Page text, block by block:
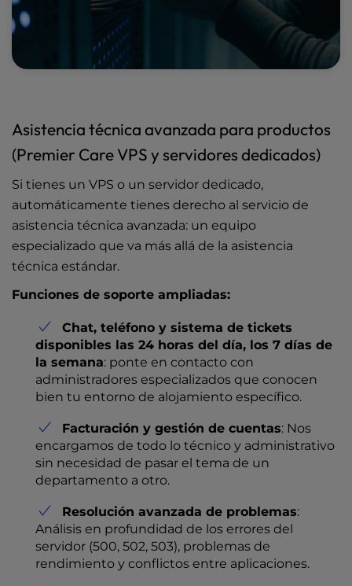
Asistencia técnica avanzada para productos
(Premier Care VPS y servidores dedicados)
Si tienes un VPS o un servidor dedicado,
automáticamente tienes derecho al servicio de
asistencia técnica avanzada: un equipo
especializado que va más allá de la asistencia
técnica estándar.
Funciones de soporte ampliadas:
Chat, teléfono y sistema de tickets
disponibles las 24 horas del día, los 7 días de
la semana: ponte en contacto con
administradores especializados que conocen
bien tu entorno de alojamiento específico.
Facturación y gestión de cuentas: Nos
encargamos de todo lo técnico y administrativo
sin necesidad de pasar el tema de un
departamento a otro.
Resolución avanzada de problemas:
Análisis en profundidad de los errores del
servidor (500, 502, 503), problemas de
rendimiento y conflictos entre aplicaciones.